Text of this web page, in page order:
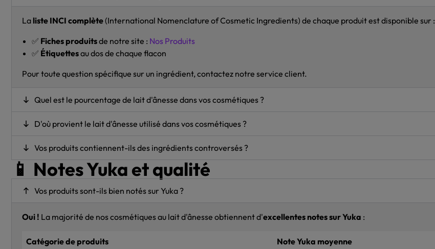
La liste INCI complète(International Nomenclature of Cosmetic Ingredients) de chaque produit est disponible sur :
✅ Fiches produitsde notre site : Nos Produits
✅ Étiquettesau dos de chaque flacon
Pour toute question spécifique sur un ingrédient, contactez notre service client.
Quel est le pourcentage de lait d'ânesse dans vos cosmétiques ?
D'où provient le lait d'ânesse utilisé dans vos cosmétiques ?
Vos produits contiennent-ils des ingrédients controversés ?
📱 Notes Yuka et qualité
Vos produits sont-ils bien notés sur Yuka ?
Oui ! La majorité de nos cosmétiques au lait d'ânesse obtiennent d'excellentes notes sur Yuka :
Catégorie de produits Note Yuka moyenne